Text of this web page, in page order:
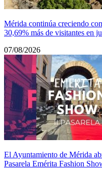
Mérida continúa creciendo
30,69% más de visitantes en
07/08/2026
El Ayuntamiento de Mérida
Pasarela Emérita Fashion